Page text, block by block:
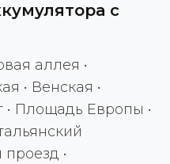
с
аллея •
• Венская •
• Площадь Европы •
•